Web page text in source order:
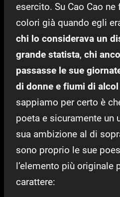
esercito. Su Cao Cao
colori già quando egli
chi lo considerava un
grande statista, chi
passasse le sue
di donne e fiumi di alcol
sappiamo per certo è
poeta e sicuramente un
sua ambizione al di
sono proprio le sue
l’elemento più originale
carattere: